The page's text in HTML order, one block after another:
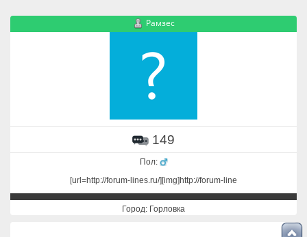
Рамзес
149
Пол:
[url=http://forum-lines.ru/][img]http://forum-line
Город: Горловка